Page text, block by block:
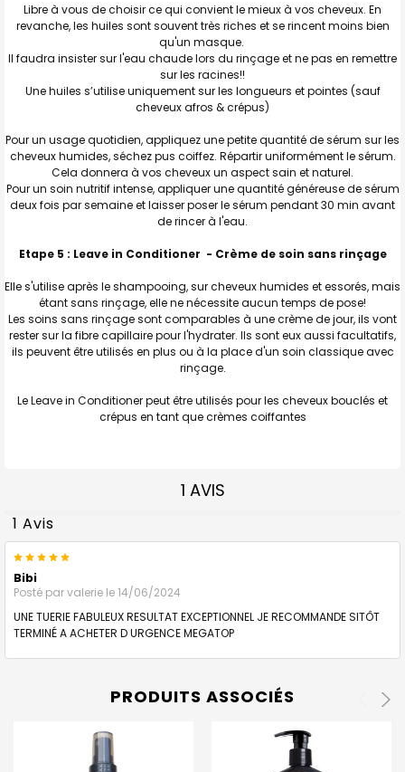
Libre à vous de choisir ce qui convient le mieux à vos cheveux. En
revanche, les huiles sont souvent très riches et se rincent moins bien
qu'un masque.
Il faudra insister sur l'eau chaude lors du rinçage et ne pas en remettre
sur les racines!!
Une huiles s’utilise uniquement sur les longueurs et pointes (sauf
cheveux afros & crépus)
Pour un usage quotidien, appliquez une petite quantité de sérum sur les
cheveux humides, séchez pus coiffez. Répartir uniformément le sérum.
Cela donnera à vos cheveux un aspect sain et naturel.
Pour un soin nutritif intense, appliquer une quantité généreuse de sérum
deux fois par semaine et laisser poser le sérum pendant 30 min avant
de rincer à l'eau.
Etape 5 : Leave in Conditioner - Crème de soin sans rinçage
Elle s'utilise après le shampooing, sur cheveux humides et essorés, mais
étant sans rinçage, elle ne nécessite aucun temps de pose!
Les soins sans rinçage sont comparables à une crème de jour, ils vont
rester sur la fibre capillaire pour l'hydrater. Ils sont eux aussi facultatifs,
ils peuvent être utilisés en plus ou à la place d'un soin classique avec
rinçage.
Le Leave in Conditioner peut être utilisés pour les cheveux bouclés et
crépus en tant que crèmes coiffantes
1 AVIS
1 Avis
5
Bibi
Posté parvalerie le 14/06/2024
UNE TUERIE FABULEUX RESULTAT EXCEPTIONNEL JE RECOMMANDE SITÔT
TERMINÉ A ACHETER D URGENCE MEGATOP
PRODUITS ASSOCIÉS